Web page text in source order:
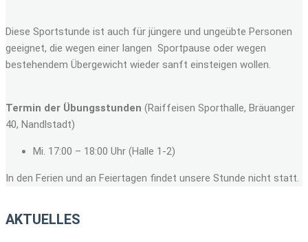
Diese Sportstunde ist auch für jüngere und ungeübte Personen
geeignet, die wegen einer langen Sportpause oder wegen
bestehendem Übergewicht wieder sanft einsteigen wollen.
Termin der Übungsstunden (Raiffeisen Sporthalle, Bräuanger
40, Nandlstadt)
Mi. 17:00 – 18:00 Uhr (Halle 1-2)
In den Ferien und an Feiertagen findet unsere Stunde nicht statt.
AKTUELLES